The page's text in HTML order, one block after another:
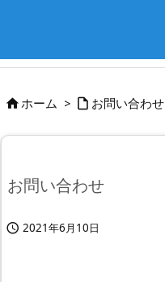
ホーム >  お問い合わせ
お問い合わせ
 2021年6月10日